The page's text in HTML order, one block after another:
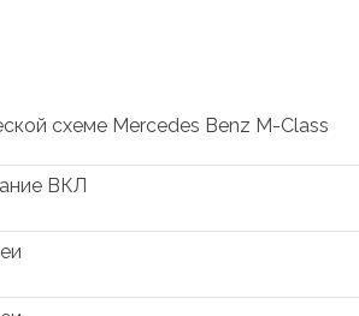
схеме Mercedes Benz M-Class
ВКЛ